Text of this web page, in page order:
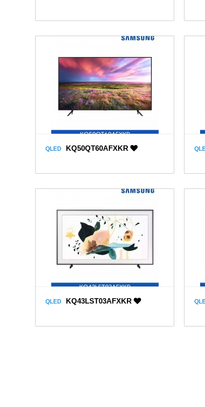
QLED KQ50QT60AFXKR
QLED KQ43LST03AFXKR